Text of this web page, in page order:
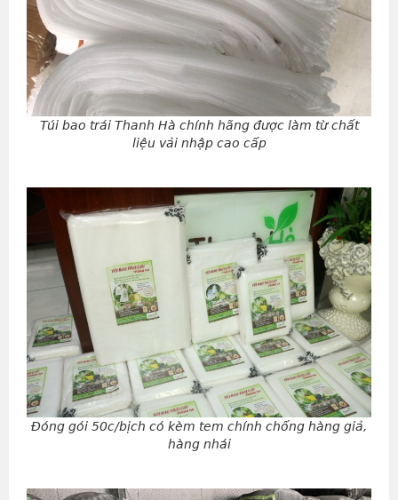
Túi bao trái Thanh Hà chính hãng được làm từ chất
liệu vải nhập cao cấp
Đóng gói 50c/bịch có kèm tem chính chống hàng giả,
hàng nhái